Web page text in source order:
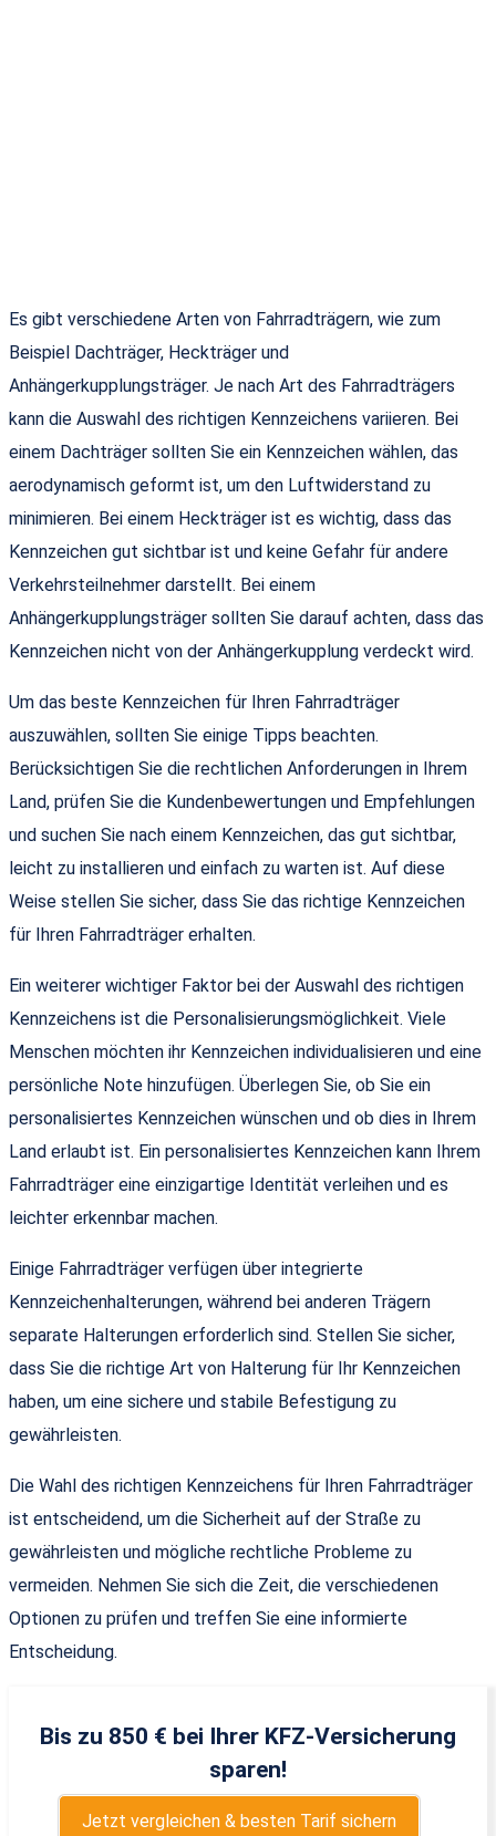
Es gibt verschiedene Arten von Fahrradträgern, wie zum
Beispiel Dachträger, Heckträger und
Anhängerkupplungsträger. Je nach Art des Fahrradträgers
kann die Auswahl des richtigen Kennzeichens variieren. Bei
einem Dachträger sollten Sie ein Kennzeichen wählen, das
aerodynamisch geformt ist, um den Luftwiderstand zu
minimieren. Bei einem Heckträger ist es wichtig, dass das
Kennzeichen gut sichtbar ist und keine Gefahr für andere
Verkehrsteilnehmer darstellt. Bei einem
Anhängerkupplungsträger sollten Sie darauf achten, dass das
Kennzeichen nicht von der Anhängerkupplung verdeckt wird.
Um das beste Kennzeichen für Ihren Fahrradträger
auszuwählen, sollten Sie einige Tipps beachten.
Berücksichtigen Sie die rechtlichen Anforderungen in Ihrem
Land, prüfen Sie die Kundenbewertungen und Empfehlungen
und suchen Sie nach einem Kennzeichen, das gut sichtbar,
leicht zu installieren und einfach zu warten ist. Auf diese
Weise stellen Sie sicher, dass Sie das richtige Kennzeichen
für Ihren Fahrradträger erhalten.
Ein weiterer wichtiger Faktor bei der Auswahl des richtigen
Kennzeichens ist die Personalisierungsmöglichkeit. Viele
Menschen möchten ihr Kennzeichen individualisieren und eine
persönliche Note hinzufügen. Überlegen Sie, ob Sie ein
personalisiertes Kennzeichen wünschen und ob dies in Ihrem
Land erlaubt ist. Ein personalisiertes Kennzeichen kann Ihrem
Fahrradträger eine einzigartige Identität verleihen und es
leichter erkennbar machen.
Einige Fahrradträger verfügen über integrierte
Kennzeichenhalterungen, während bei anderen Trägern
separate Halterungen erforderlich sind. Stellen Sie sicher,
dass Sie die richtige Art von Halterung für Ihr Kennzeichen
haben, um eine sichere und stabile Befestigung zu
gewährleisten.
Die Wahl des richtigen Kennzeichens für Ihren Fahrradträger
ist entscheidend, um die Sicherheit auf der Straße zu
gewährleisten und mögliche rechtliche Probleme zu
vermeiden. Nehmen Sie sich die Zeit, die verschiedenen
Optionen zu prüfen und treffen Sie eine informierte
Entscheidung.
Bis zu 850 € bei Ihrer KFZ-Versicherung
sparen!
Jetzt vergleichen & besten Tarif sichern